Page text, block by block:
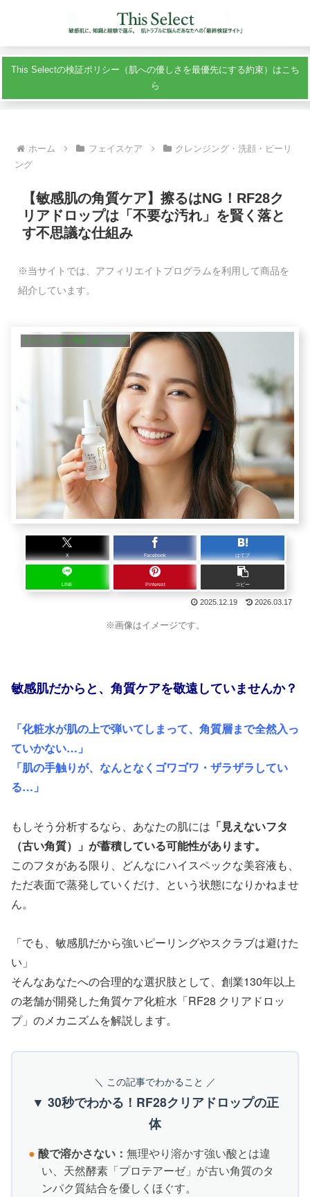
This Selectの検証ポリシー（肌への優しさを最優先にする約束）はこち
ら
ホーム フェイスケア
クレンジング・洗顔・ピーリ
ング
【敏感肌の角質ケア】擦るはNG！RF28ク
リアドロップは「不要な汚れ」を賢く落と
す不思議な仕組み
※当サイトでは、アフィリエイトプログラムを利用して商品を
紹介しています。
クレンジング・洗顔・ピーリング
X Facebook はてブ
LINE Pinterest コピー
2025.12.19 2026.03.17
※画像はイメージです。
敏感肌だからと、角質ケアを敬遠していませんか？
「化粧水が肌の上で弾いてしまって、角質層まで全然入っ
ていかない…」
「肌の手触りが、なんとなくゴワゴワ・ザラザラしてい
る…」
もしそう分析するなら、あなたの肌には 「見えないフタ
（古い角質）」が蓄積している可能性があります。
このフタがある限り、どんなにハイスペックな美容液も、
ただ表面で蒸発していくだけ、という状態になりかねませ
ん。
「でも、敏感肌だから強いピーリングやスクラブは避けた
い」
そんなあなたへの合理的な選択肢として、創業130年以上
の老舗が開発した角質ケア化粧水「RF28 クリアドロッ
プ」のメカニズムを解説します。
＼ この記事でわかること ／
▼ 30秒でわかる！RF28クリアドロップの正
体
● 酸で溶かさない：無理やり溶かす強い酸とは違
い、天然酵素「プロテアーゼ」が古い角質のタ
ンパク質結合を優しくほぐす。